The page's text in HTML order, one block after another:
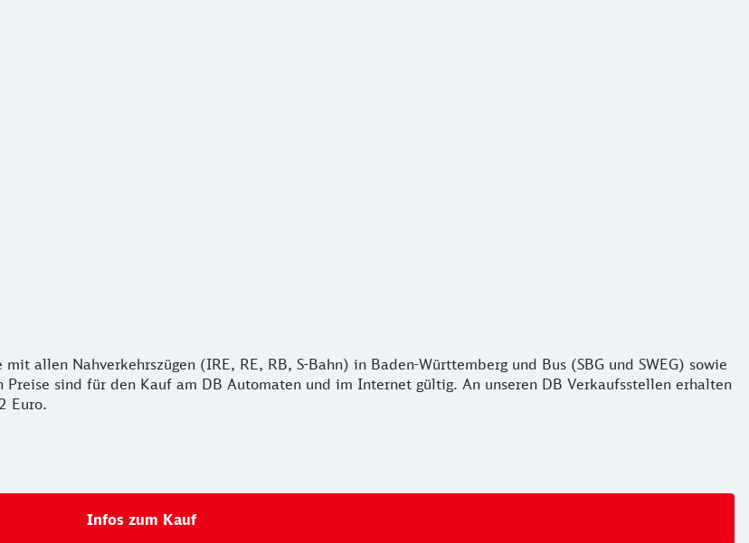
allen Nahverkehrszügen (IRE, RE, RB, S-Bahn) in Baden-Württemberg und Bus (SBG und SWEG) sowie
sind für den Kauf am DB Automaten und im Internet gültig. An unseren DB Verkaufsstellen erhalten
Euro.
Infos zum Kauf